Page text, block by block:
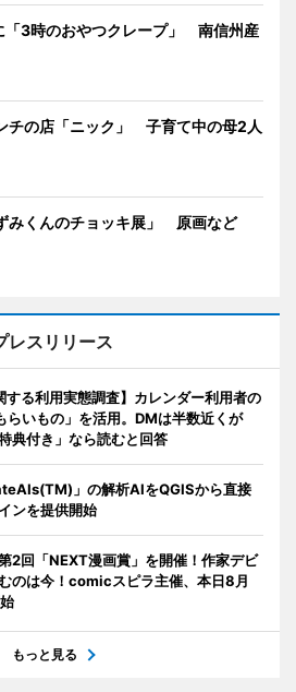
「3時のおやつクレープ」 南信州産
チの店「ニック」 子育て中の母2人
みくんのチョッキ展」 原画など
レスリリース
する利用実態調査】カレンダー利用者の
らいもの」を活用。DMは半数近くが
典付き」なら読むと回答
」の解析AIをQGISから直接
ンを提供開始
2回「NEXT漫画賞」を開催！作家デビ
のは今！comicスピラ主催、本日8月
もっと見る